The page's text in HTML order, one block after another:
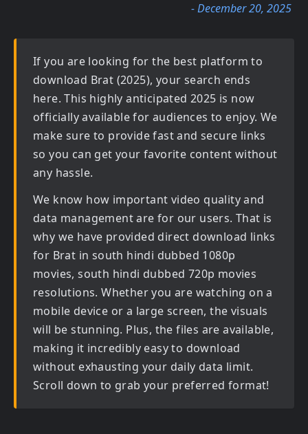
- December 20, 2025
If you are looking for the best platform to
download Brat (2025), your search ends
here. This highly anticipated 2025 is now
officially available for audiences to enjoy. We
make sure to provide fast and secure links
so you can get your favorite content without
any hassle.
We know how important video quality and
data management are for our users. That is
why we have provided direct download links
for Brat in south hindi dubbed 1080p
movies, south hindi dubbed 720p movies
resolutions. Whether you are watching on a
mobile device or a large screen, the visuals
will be stunning. Plus, the files are available,
making it incredibly easy to download
without exhausting your daily data limit.
Scroll down to grab your preferred format!